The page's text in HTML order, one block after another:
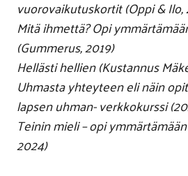
vuorovaikutuskortit (Oppi & Ilo,
Mitä ihmettä? Opi
(Gummerus, 2019)
Hellästi hellien (Kustannus
Uhmasta yhteyteen eli näin
lapsen uhman- verkkokurssi
Teinin mieli – opi
2024)